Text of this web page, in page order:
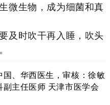
微生物，成为细菌和真
及时吹干再入睡，吹头
、华西医生，审核：徐敏
主任医师 天津市医学会